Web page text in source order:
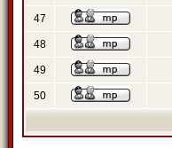
47
48
49
50